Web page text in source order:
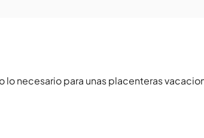
necesario para unas placenteras